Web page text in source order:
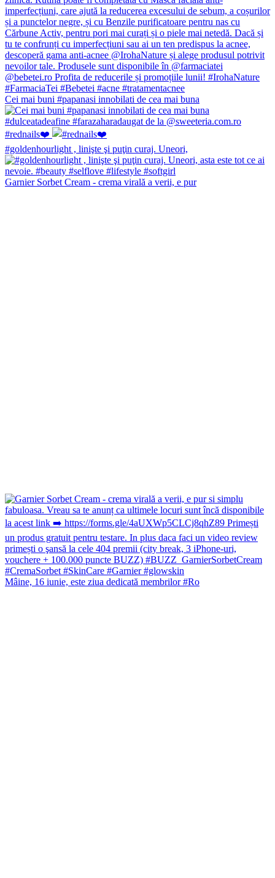
Cei mai buni #papanasi innobilati de cea mai buna
#rednails❤️
#goldenhourlight , linişte şi puţin curaj. Uneori,
Garnier Sorbet Cream - crema virală a verii, e pur
Mâine, 16 iunie, este ziua dedicată membrilor #Ro